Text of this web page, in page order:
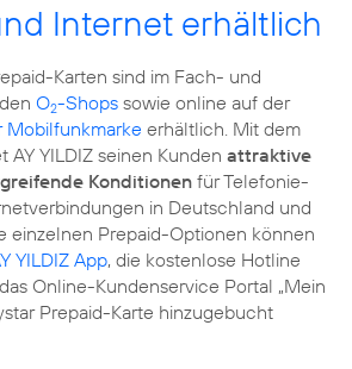
Internet erhältlich
Karten sind im Fach- und
O2-Shops sowie online auf der
Mobilfunkmarke erhältlich. Mit dem
AY YILDIZ seinen Kunden attraktive
Konditionen für Telefonie-
in Deutschland und
einzelnen Prepaid-Optionen können
YILDIZ App, die kostenlose Hotline
Online-Kundenservice Portal „Mein
Prepaid-Karte hinzugebucht